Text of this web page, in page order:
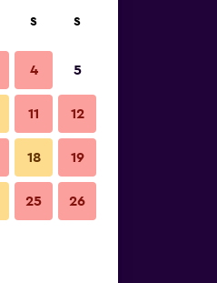
S S
4 5
11 12
18 19
25 26